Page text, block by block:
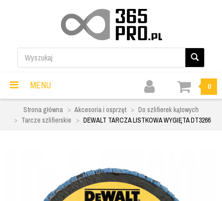
MENU 0
Strona główna Akcesoria i osprzęt
Do szlifierek kątowych
Tarcze szlifierskie
DEWALT TARCZA LISTKOWA WYGIĘTA DT3266